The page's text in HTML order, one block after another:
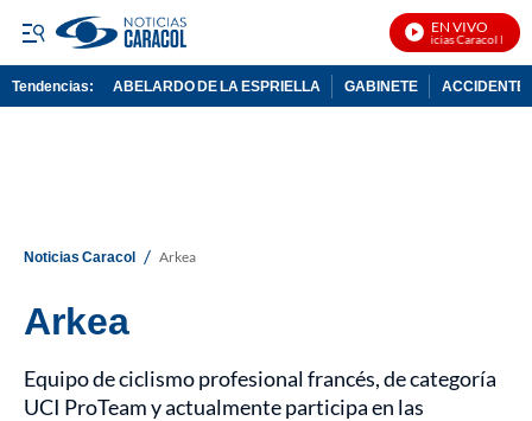
EN VIVO
Noticias Caracol En Vivo
Tendencias: ABELARDO DE LA ESPRIELLA GABINETE ACCIDENTE
Noticias Caracol / Arkea
Arkea
Equipo de ciclismo profesional francés, de categoría
UCI ProTeam y actualmente participa en las